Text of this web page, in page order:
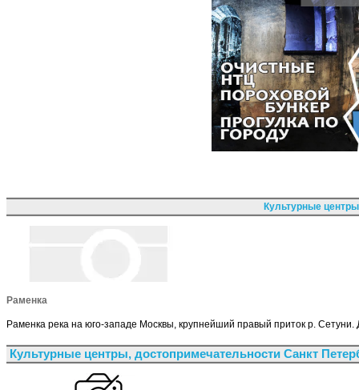
Культурные
Раменка
Раменка река на юго-западе Москвы, крупнейший правый приток р.
Культурные центры, достопримечательности Санкт